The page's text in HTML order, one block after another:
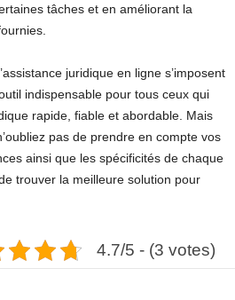
tâches et en améliorant la
juridique en ligne s’imposent
indispensable pour tous ceux qui
rapide, fiable et abordable. Mais
pas de prendre en compte vos
ainsi que les spécificités de chaque
trouver la meilleure solution pour
4.7/5 - (3 votes)